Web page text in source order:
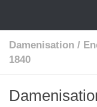
Damenisation /
1840